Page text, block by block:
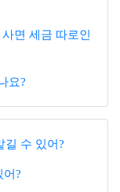
면 세금 따로인
요?
길 수 있어?
어?